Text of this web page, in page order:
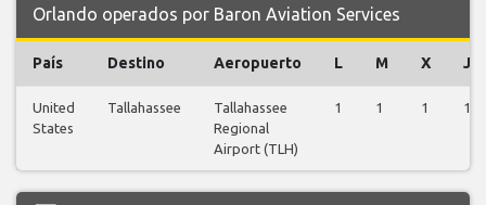
Orlando operados por Baron Aviation Services
País Destino Aeropuerto L M X J
United
States
Tallahassee
Tallahassee
Regional
Airport (TLH)
1 1 1 1